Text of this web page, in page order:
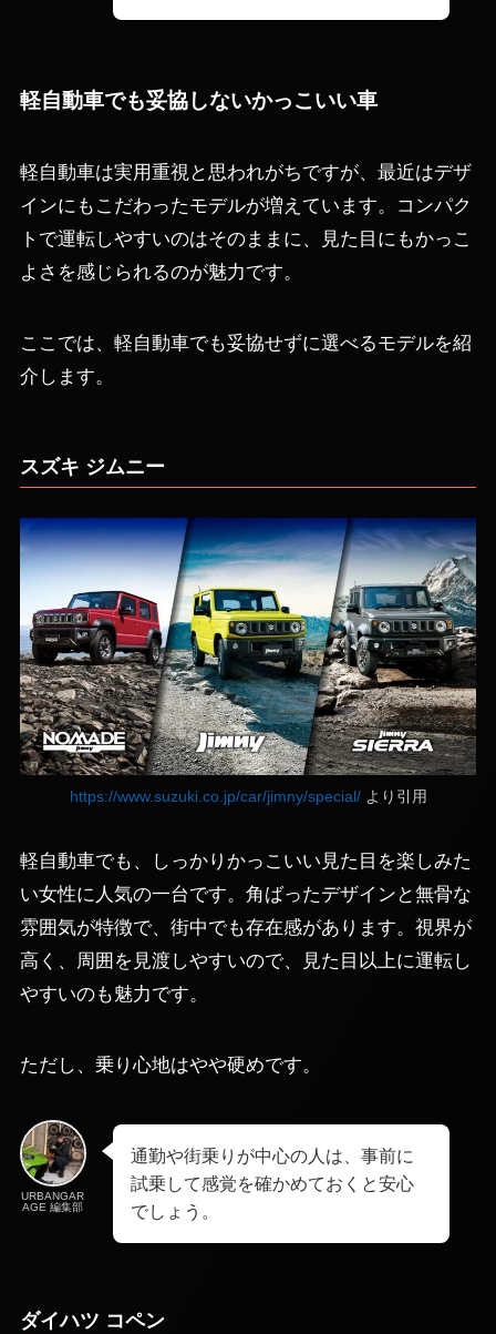
軽自動車でも妥協しないかっこいい車
軽自動車は実用重視と思われがちですが、最近はデザ
インにもこだわったモデルが増えています。コンパク
トで運転しやすいのはそのままに、見た目にもかっこ
よさを感じられるのが魅力です。
ここでは、軽自動車でも妥協せずに選べるモデルを紹
介します。
スズキ ジムニー
https://www.suzuki.co.jp/car/jimny/special/より引用
軽自動車でも、しっかりかっこいい見た目を楽しみた
い女性に人気の一台です。角ばったデザインと無骨な
雰囲気が特徴で、街中でも存在感があります。視界が
高く、周囲を見渡しやすいので、見た目以上に運転し
やすいのも魅力です。
ただし、乗り心地はやや硬めです。
URBANGAR
AGE 編集部
通勤や街乗りが中心の人は、事前に
試乗して感覚を確かめておくと安心
でしょう。
ダイハツ コペン